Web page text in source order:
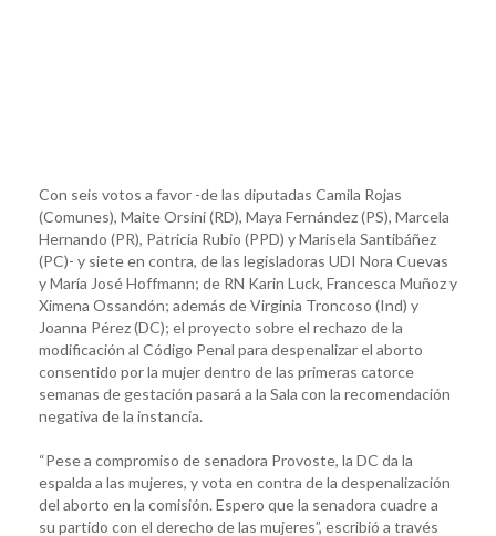
Con seis votos a favor -de las diputadas Camila Rojas
(Comunes), Maite Orsini (RD), Maya Fernández (PS), Marcela
Hernando (PR), Patricia Rubio (PPD) y Marisela Santibáñez
(PC)- y siete en contra, de las legisladoras UDI Nora Cuevas
y María José Hoffmann; de RN Karin Luck, Francesca Muñoz y
Ximena Ossandón; además de Virginia Troncoso (Ind) y
Joanna Pérez (DC); el proyecto sobre el rechazo de la
modificación al Código Penal para despenalizar el aborto
consentido por la mujer dentro de las primeras catorce
semanas de gestación pasará a la Sala con la recomendación
negativa de la instancia.
“Pese a compromiso de senadora Provoste, la DC da la
espalda a las mujeres, y vota en contra de la despenalización
del aborto en la comisión. Espero que la senadora cuadre a
su partido con el derecho de las mujeres”, escribió a través